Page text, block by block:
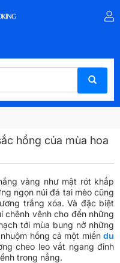
hồng của mùa hoa
vàng như mật rót khắp
ngọn núi đá tai mèo cũng
trắng xóa. Và đặc biệt
chênh vênh cho đến những
tới mùa bung nở những
hồng cả một miền du
cheo leo vắt ngang đỉnh
trong nắng.